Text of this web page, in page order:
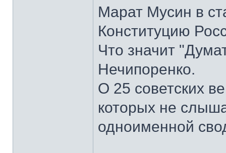
Марат Мусин в
Конституцию
Что значит
Нечипоренко.
О 25 советских
которых не
одноименной